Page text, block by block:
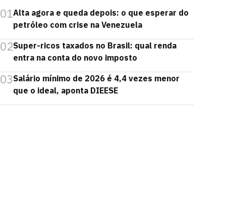
01Alta agora e queda depois: o que esperar do
petróleo com crise na Venezuela
02Super-ricos taxados no Brasil: qual renda
entra na conta do novo imposto
03Salário mínimo de 2026 é 4,4 vezes menor
que o ideal, aponta DIEESE